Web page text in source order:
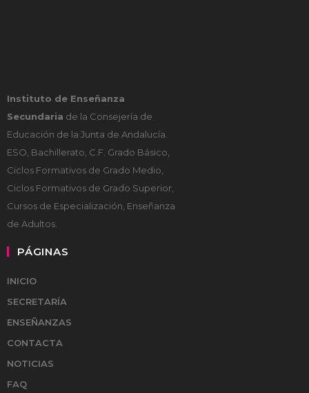
Instituto de Enseñanza
Secundaria de la Consejería de
Educación de la Junta de Andalucía.
ESO, Bachillerato, C.F. Grado Básico,
Ciclos Formativos de Grado Medio,
Ciclos Formativos de Grado Superior,
Cursos de Especialización, Enseñanza
de Adultos.
PÁGINAS
INICIO
SECRETARÍA
ENSEÑANZAS
CONTACTA
NOTICIAS
FAQ